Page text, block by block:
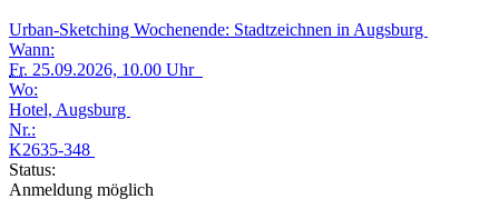
Urban-Sketching Wochenende: Stadtzeichnen in Augsburg
Wann:
Fr. 25.09.2026, 10.00 Uhr
Wo:
Hotel, Augsburg
Nr.:
K2635-348
Status:
Anmeldung möglich